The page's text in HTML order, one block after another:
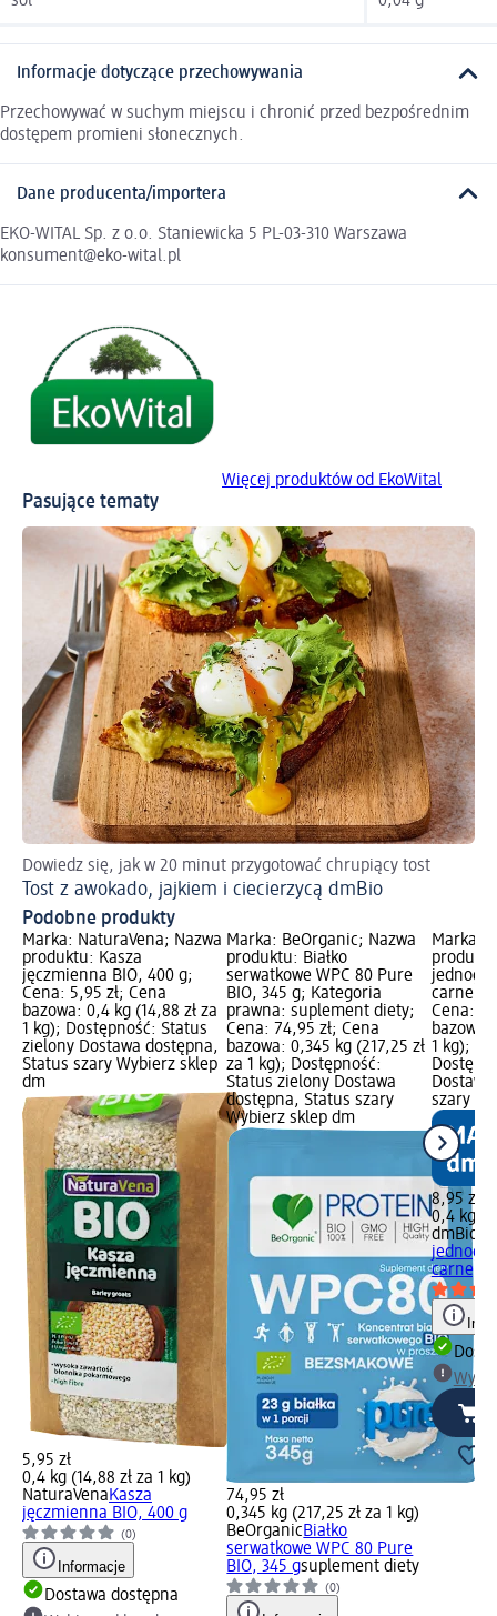
Informacje dotyczące przechowywania
Przechowywać w suchym miejscu i chronić przed bezpośrednim
dostępem promieni słonecznych.
Dane producenta/importera
EKO-WITAL Sp. z o.o. Staniewicka 5 PL-03-310 Warszawa
konsument@eko-wital.pl
Więcej produktów od EkoWital
Pasujące tematy
Dowiedz się, jak w 20 minut przygotować chrupiący tost
Tost z awokado, jajkiem i ciecierzycą dmBio
Podobne produkty
Marka: NaturaVena; Nazwa
produktu: Kasza
jęczmienna BIO, 400 g;
Cena: 5,95 zł; Cena
bazowa: 0,4 kg (14,88 zł za
1 kg); Dostępność: Status
zielony Dostawa dostępna,
Status szary Wybierz sklep
dm
5,95 zł
0,4 kg (14,88 zł za 1 kg)
NaturaVenaKasza
jęczmienna BIO, 400 g
(0)
Informacje
Dostawa dostępna
Marka: BeOrganic; Nazwa
produktu: Białko
serwatkowe WPC 80 Pure
BIO, 345 g; Kategoria
prawna: suplement diety;
Cena: 74,95 zł; Cena
bazowa: 0,345 kg (217,25 zł
za 1 kg); Dostępność:
Status zielony Dostawa
dostępna, Status szary
Wybierz sklep dm
74,95 zł
0,345 kg (217,25 zł za 1 kg)
BeOrganicBiałko
serwatkowe WPC 80 Pure
BIO, 345 gsuplement diety
(0)
Marka:
carne,
Cena:
bazowa:
1 kg);
szary
8,95 zł
0,4 kg
dmBio
carne,